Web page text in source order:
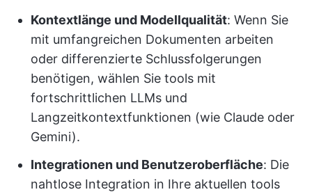
Kontextlänge und Modellqualität: Wenn Sie
mit umfangreichen Dokumenten arbeiten
oder differenzierte Schlussfolgerungen
benötigen, wählen Sie tools mit
fortschrittlichen LLMs und
Langzeitkontextfunktionen (wie Claude oder
Gemini).
Integrationen und Benutzeroberfläche: Die
nahtlose Integration in Ihre aktuellen tools